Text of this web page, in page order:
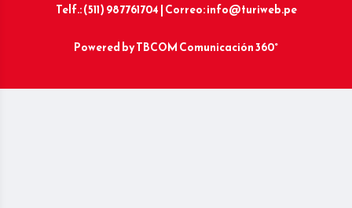
Telf.: (511) 987761704 | Correo: info@turiweb.pe
Powered byTBCOM Comunicación 360°